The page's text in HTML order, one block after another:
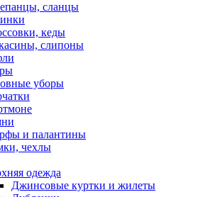
сланцы
кеды
слипоны
уборы
и палантины
чехлы
одежда
Джинсовые куртки и жилеты